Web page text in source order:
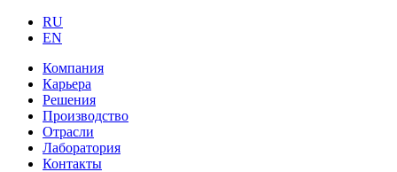
RU
EN
Компания
Карьера
Решения
Производство
Отрасли
Лаборатория
Контакты